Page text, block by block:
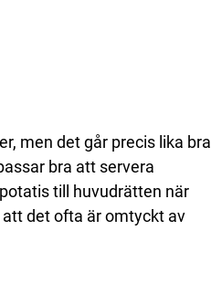
men det går precis lika bra
bra att servera
till huvudrätten när
det ofta är omtyckt av